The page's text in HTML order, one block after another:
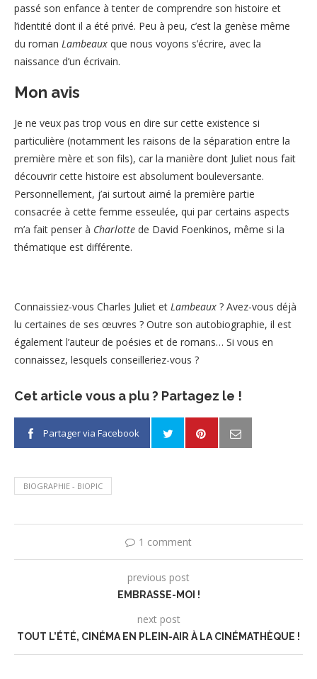
passé son enfance à tenter de comprendre son histoire et
l’identité dont il a été privé. Peu à peu, c’est la genèse même
du roman Lambeaux que nous voyons s’écrire, avec la
naissance d’un écrivain.
Mon avis
Je ne veux pas trop vous en dire sur cette existence si
particulière (notamment les raisons de la séparation entre la
première mère et son fils), car la manière dont Juliet nous fait
découvrir cette histoire est absolument bouleversante.
Personnellement, j’ai surtout aimé la première partie
consacrée à cette femme esseulée, qui par certains aspects
m’a fait penser à Charlotte de David Foenkinos, même si la
thématique est différente.
Connaissiez-vous Charles Juliet et Lambeaux ? Avez-vous déjà
lu certaines de ses œuvres ? Outre son autobiographie, il est
également l’auteur de poésies et de romans… Si vous en
connaissez, lesquels conseilleriez-vous ?
Cet article vous a plu ? Partagez le !
Partager via Facebook
BIOGRAPHIE - BIOPIC
1 comment
previous post
EMBRASSE-MOI !
next post
TOUT L’ÉTÉ, CINÉMA EN PLEIN-AIR À LA CINÉMATHÈQUE !